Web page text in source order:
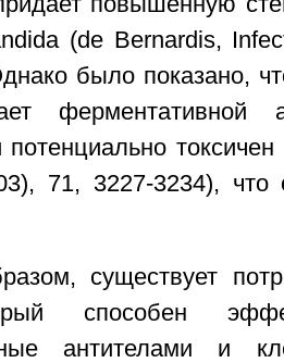
(de Bernardis,
было показано,
ферментативной
потенциально
71, 3227-3234), что
существует
способен
антителами и